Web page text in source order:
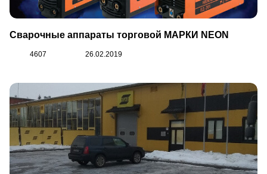
Москва
Сварочные аппараты торговой МАРКИ NEON
4607 26.02.2019